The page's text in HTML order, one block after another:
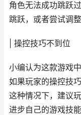
角色无法成功跳跃
跳跃，或者尝试调
| 操控技巧不到位
小编认为这款游戏
如果玩家的操控技
这种情况下，建议
进步自己的游戏技能